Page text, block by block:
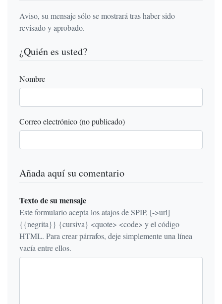
Aviso, su mensaje sólo se mostrará tras haber sido
revisado y aprobado.
¿Quién es usted?
Nombre
Correo electrónico (no publicado)
Añada aquí su comentario
Texto de su mensaje
Este formulario acepta los atajos de SPIP, [->url]
{{negrita}} {cursiva} <quote> <code> y el código
HTML. Para crear párrafos, deje simplemente una línea
vacía entre ellos.